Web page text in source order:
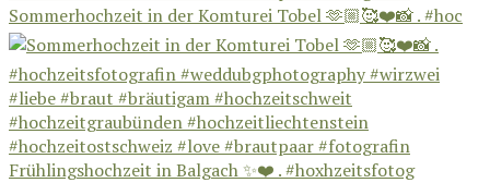
Sommerhochzeit in der Komturei Tobel 🫶🏼🥰❤️📸 . #hoc
Frühlingshochzeit in Balgach ✨❤️ . #hoxhzeitsfotog